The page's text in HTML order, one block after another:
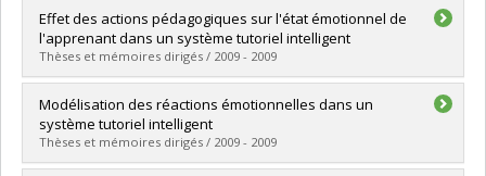
Graduate :Cioboiu, Emilia Alina
Cycle :Master's
Grade :M. Sc.
Lien vers le document dans Papyrus
Effet des actions pédagogiques sur l'état émotionnel de
l'apprenant dans un système tutoriel intelligent
Thèses et mémoires dirigés / 2009 - 2009
Graduate :Benadada, Khadija
Cycle :Master's
Grade :M. Sc.
Lien vers le document dans Papyrus
Modélisation des réactions émotionnelles dans un
système tutoriel intelligent
Thèses et mémoires dirigés / 2009 - 2009